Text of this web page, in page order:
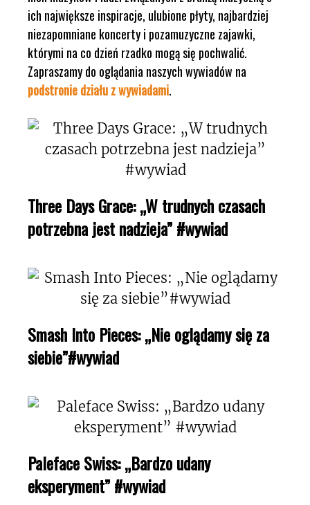
ich największe inspiracje, ulubione płyty, najbardziej
niezapomniane koncerty i pozamuzyczne zajawki,
którymi na co dzień rzadko mogą się pochwalić.
Zapraszamy do oglądania naszych wywiadów na
podstronie działu z wywiadami.
Three Days Grace: „W trudnych czasach
potrzebna jest nadzieja” #wywiad
Smash Into Pieces: „Nie oglądamy się za
siebie”#wywiad
Paleface Swiss: „Bardzo udany
eksperyment” #wywiad